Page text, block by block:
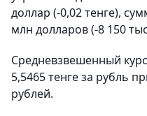
доллар (-0,02 тенге),
млн долларов (-8 150
Средневзвешенный
5,5465 тенге за рубль
рублей.